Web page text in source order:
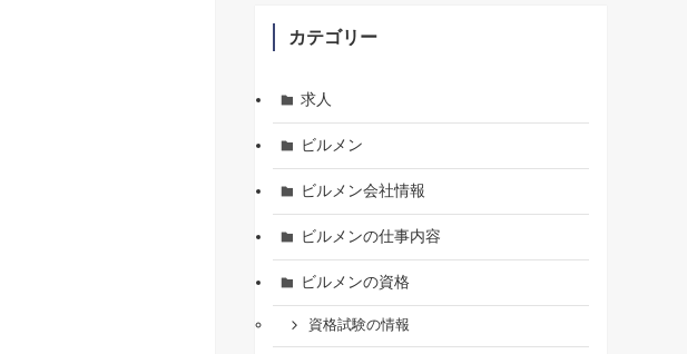
カテゴリー
求人
ビルメン
ビルメン会社情報
ビルメンの仕事内容
ビルメンの資格
資格試験の情報